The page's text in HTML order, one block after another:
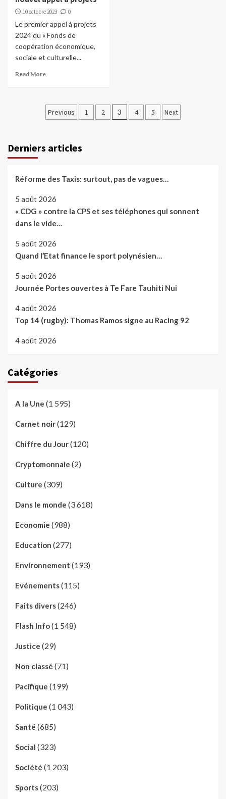
10 octobre 2023 0
Le premier appel à projets
2024 du « Fonds de
coopération économique,
sociale et culturelle...
Read More
Pagination
publications
Previous 1 2 3 4 5 Next
Derniers articles
Réforme des Taxis: surtout, pas de vagues…
5 août 2026
« CDG » contre la CPS et ses téléphones qui sonnent
dans le vide…
5 août 2026
Quand l’Etat finance le sport polynésien…
5 août 2026
Journée Portes ouvertes à Te Fare Tauhiti Nui
4 août 2026
Top 14 (rugby): Thomas Ramos signe au Racing 92
4 août 2026
Catégories
A la Une (1 595)
Carnet noir(129)
Chiffre du Jour(120)
Cryptomonnaie (2)
Culture (309)
Dans le monde (3 618)
Economie (988)
Education (277)
Environnement (193)
Evénements(115)
Faits divers(246)
Flash Info(1 548)
Justice (29)
Non classé (71)
Pacifique (199)
Politique (1 043)
Santé (685)
Social (323)
Société (1 203)
Sports(203)